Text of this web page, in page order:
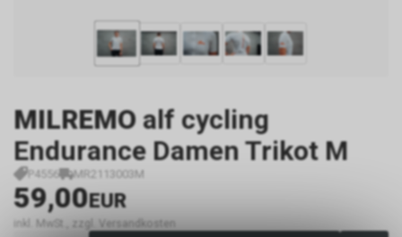
MILREMO alf cycling
Endurance Damen Trikot M
P4556 MR2113003M
59,00EUR
inkl. MwSt., zzgl. Versandkosten